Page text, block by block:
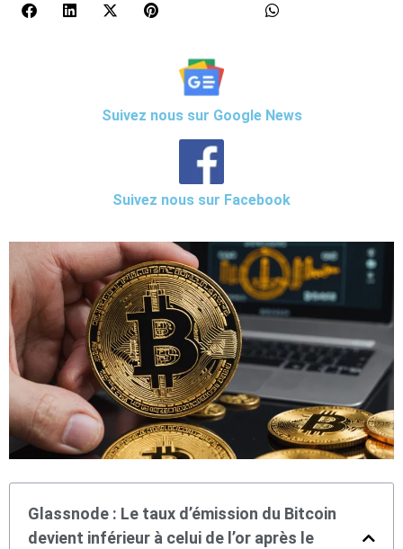
Suivez nous sur Google News
Suivez nous sur Facebook
Glassnode : Le taux d’émission du Bitcoin
devient inférieur à celui de l’or après le